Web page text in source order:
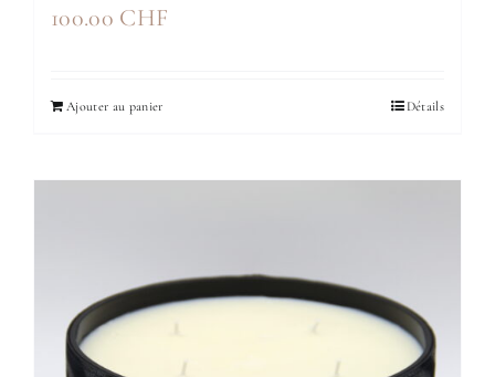
100.00 CHF
Ajouter au panier Détails